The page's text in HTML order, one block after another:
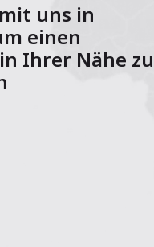
uns in
einen
Ihrer Nähe zu